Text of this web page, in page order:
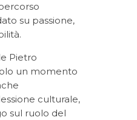
su passione,
Pietro
un momento
culturale,
sul ruolo del